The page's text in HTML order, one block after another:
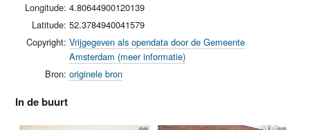
Longitude: 4.80644900120139
Latitude: 52.3784940041579
Copyright: Vrijgegeven als opendata door de Gemeente
Amsterdam (meer informatie)
Bron: originele bron
In de buurt